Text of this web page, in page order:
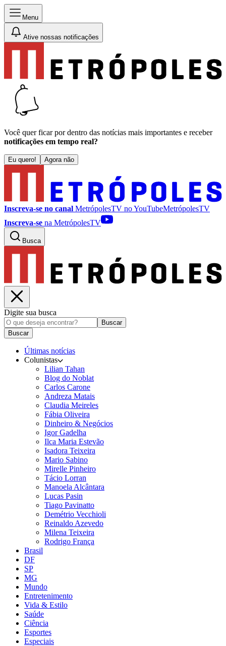
Menu
Ative nossas notificações
Você quer ficar por dentro das notícias mais importantes e receber
notificações em tempo real?
Eu quero! Agora não
Inscreva-se no canal MetrópolesTV noYouTubeMetrópolesTV
Inscreva-se na MetrópolesTV
Busca
Digite sua busca
Buscar
Buscar
Últimas notícias
Colunistas
Lilian Tahan
Blog do Noblat
Carlos Carone
Andreza Matais
Claudia Meireles
Fábia Oliveira
Dinheiro & Negócios
Igor Gadelha
Ilca Maria Estevão
Isadora Teixeira
Mario Sabino
Mirelle Pinheiro
Tácio Lorran
Manoela Alcântara
Lucas Pasin
Tiago Pavinatto
Demétrio Vecchioli
Reinaldo Azevedo
Milena Teixeira
Rodrigo França
Brasil
DF
SP
MG
Mundo
Entretenimento
Vida & Estilo
Saúde
Ciência
Esportes
Especiais